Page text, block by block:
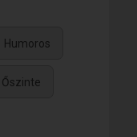
Humoros
Őszinte